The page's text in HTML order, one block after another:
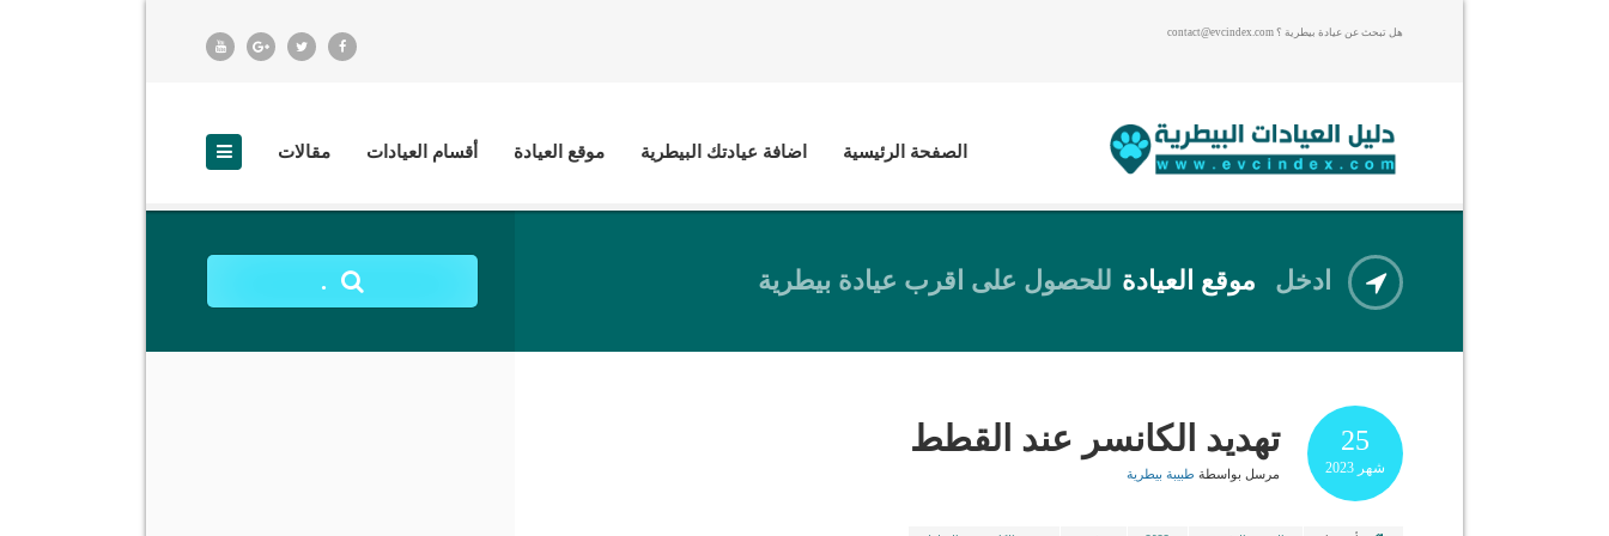
هل تبحث عن عيادة بيطرية ؟ contact@evcindex.com
الصفحة الرئيسية اضافة عيادتك البيطرية موقع العيادة أقسام العيادات مقالات
ادخل موقع العيادة للحصول على اقرب عيادة بيطرية .
25
شهر 2023
تهديد الكانسر عند القطط
مرسل بواسطة طبيبة بيطرية